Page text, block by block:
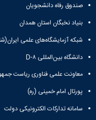
صندوق رفاه دانشجویان
بنیاد نخبگان استان همدان
شبکه آزمایشگاه‌های علمی
دانشگاه بین‌المللی D-۸
معاونت علمی فناوری ریاست
پورتال امام خمینی (ره)
سامانه تدارکات الکترونیکی دولت